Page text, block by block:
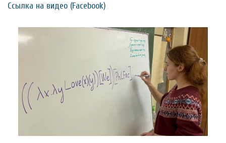
Ссылка на видео (Facebook)